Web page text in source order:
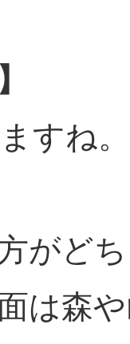
すね。
がど
は森